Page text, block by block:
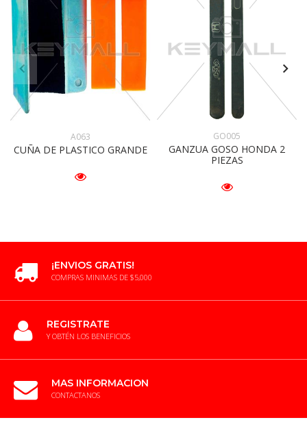
A063
CUÑA DE PLASTICO GRANDE
GO005
GANZUA GOSO HONDA 2
PIEZAS
¡ENVIOS GRATIS!
COMPRAS MINIMAS DE $5,000
REGISTRATE
Y OBTÉN LOS BENEFICIOS
MAS INFORMACION
CONTACTANOS